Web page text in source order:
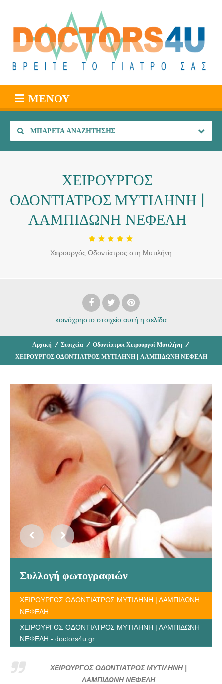
ΜΕΝΟΎ
ΜΠΑΡΈΤΑ ΑΝΑΖΉΤΗΣΗΣ
ΧΕΙΡΟΥΡΓΟΣ
ΟΔΟΝΤΙΑΤΡΟΣ ΜΥΤΙΛΗΝΗ |
ΛΑΜΠΙΔΩΝΗ ΝΕΦΕΛΗ
Χειρουργός Οδοντίατρος στη Μυτιλήνη
κοινόχρηστο στοιχείο αυτή η σελίδα
Αρχική / Στοιχεία / Οδοντίατροι Χειρουργοί Μυτιλήνη /
ΧΕΙΡΟΥΡΓΟΣ ΟΔΟΝΤΙΑΤΡΟΣ ΜΥΤΙΛΗΝΗ | ΛΑΜΠΙΔΩΝΗ ΝΕΦΕΛΗ
Συλλογή φωτογραφιών
ΧΕΙΡΟΥΡΓΟΣ ΟΔΟΝΤΙΑΤΡΟΣ ΜΥΤΙΛΗΝΗ | ΛΑΜΠΙΔΩΝΗ
ΝΕΦΕΛΗ
ΧΕΙΡΟΥΡΓΟΣ ΟΔΟΝΤΙΑΤΡΟΣ ΜΥΤΙΛΗΝΗ | ΛΑΜΠΙΔΩΝΗ
ΝΕΦΕΛΗ - doctors4u.gr
ΧΕΙΡΟΥΡΓΟΣ ΟΔΟΝΤΙΑΤΡΟΣ ΜΥΤΙΛΗΝΗ |
ΛΑΜΠΙΔΩΝΗ ΝΕΦΕΛΗ